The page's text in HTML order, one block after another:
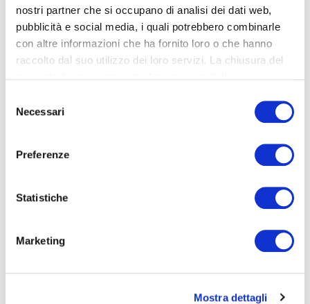
nostri partner che si occupano di analisi dei dati web,
pubblicità e social media, i quali potrebbero combinarle
con altre informazioni che ha fornito loro o che hanno
raccolto dal suo utilizzo dei loro servizi. La chiusura del
navigazione in assenza di cookie o altri strumenti di
Per maggiori dettagli:
Necessari
Preferenze
Statistiche
Marketing
Mostra dettagli